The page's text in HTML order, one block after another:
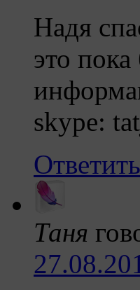
Надя
это
skype:
Ответить
Таня